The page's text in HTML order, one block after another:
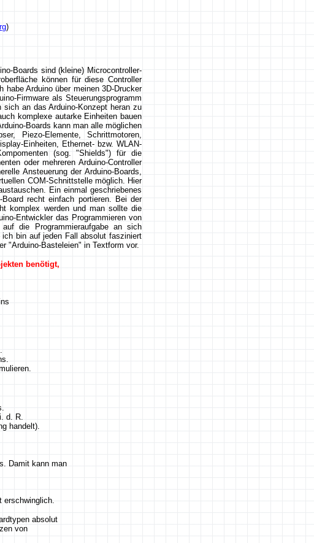
)
Boards sind (kleine) Microcontroller-
können für diese Controller
habe Arduino über meinen 3D-Drucker
Firmware als Steuerungsprogramm
an das Arduino-Konzept heran zu
komplexe autarke Einheiten bauen
Boards kann man alle möglichen
Piezo-Elemente, Schrittmotoren,
Einheiten, Ethernet- bzw. WLAN-
(sog. "Shields") für die
oder mehreren Arduino-Controller
Ansteuerung der Arduino-Boards,
COM-Schnittstelle möglich. Hier
Ein einmal geschriebenes
recht einfach portieren. Bei der
komplex werden und man sollte die
Entwickler das Programmieren von
die Programmieraufgabe an sich
bin auf jeden Fall absolut fasziniert
"Arduino-Basteleien" in Textform vor.
benötigt,
d. R.
handelt).
Damit kann man
erschwinglich.
absolut
von